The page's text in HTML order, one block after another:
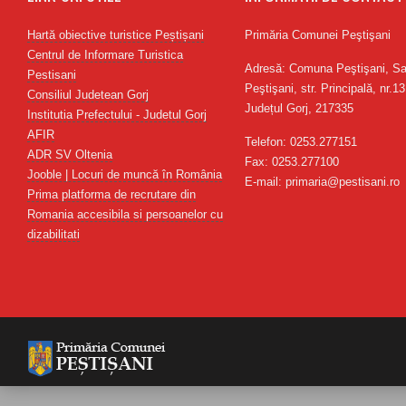
Hartă obiective turistice Peștișani
Centrul de Informare Turistica
Pestisani
Consiliul Judetean Gorj
Institutia Prefectului - Judetul Gorj
AFIR
ADR SV Oltenia
Jooble | Locuri de muncă în România
Prima platforma de recrutare din
Romania accesibila si persoanelor cu
dizabilitati
Primăria Comunei Peştişani
Adresă: Comuna Peştişani,
Peştişani, str. Principală,
Județul Gorj, 217335
Telefon: 0253.277151
Fax: 0253.277100
E-mail: primaria@pestisani.ro